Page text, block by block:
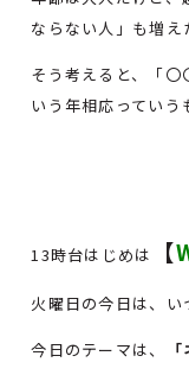
ならない人」も増え
そう考えると、「〇
いう年相応っていう
13時台はじめは 【
火曜日の今日は、
今日のテーマは、